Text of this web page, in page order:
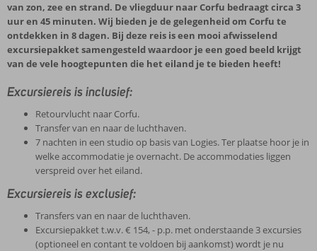
van zon, zee en strand. De vliegduur naar Corfu bedraagt circa 3
uur en 45 minuten. Wij bieden je de gelegenheid om Corfu te
ontdekken in 8 dagen. Bij deze reis is een mooi afwisselend
excursiepakket samengesteld waardoor je een goed beeld krijgt
van de vele hoogtepunten die het eiland je te bieden heeft!
Excursiereis is inclusief:
Retourvlucht naar Corfu.
Transfer van en naar de luchthaven.
7 nachten in een studio op basis van Logies. Ter plaatse hoor je in
welke accommodatie je overnacht. De accommodaties liggen
verspreid over het eiland.
Excursiereis is exclusief:
Transfers van en naar de luchthaven.
Excursiepakket t.w.v. € 154, - p.p. met onderstaande 3 excursies
(optioneel en contant te voldoen bij aankomst) wordt je nu